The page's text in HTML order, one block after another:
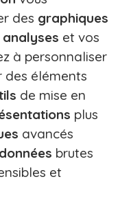
des graphiques
analyses et vos
à personnaliser
des éléments
de mise en
plus
avancés
données brutes
et